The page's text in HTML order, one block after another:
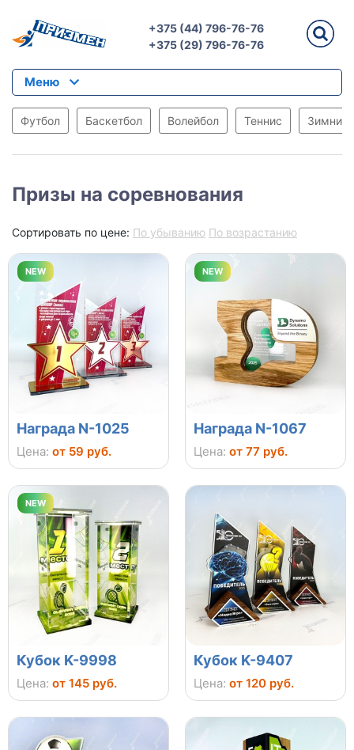
+375 (44) 796-76-76
+375 (29) 796-76-76
Меню
Футбол Баскетбол Волейбол Теннис Зимние
Призы на соревнования
Сортировать по цене: По убыванию По возрастанию
NEW
Награда N-1025
Цена: от 59 руб.
NEW
Награда N-1067
Цена: от 77 руб.
NEW
Кубок K-9998
Цена: от 145 руб.
Кубок K-9407
Цена: от 120 руб.